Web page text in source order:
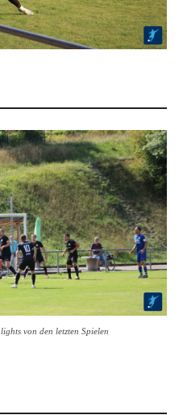
von den letzten Spielen